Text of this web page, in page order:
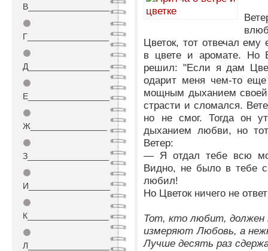
В_________________
⚫
Г_________________
⚫
Д_________________
⚫
Е_________________
⚫
Ж________________
⚫
З_________________
⚫
И_________________
⚫
К_________________
⚫
Л_________________
Цветок, тот отвечал
в цвете и аромате. Но
решил: "Если я дам
одарит меня чем-то
мощным дыханием
страсти и сломался.
но не смог. Тогда он
дыханием любви, но
Ветер:
— Я отдал тебе всю
Видно, не было в тебе
любил!
Но Цветок ничего не
Тот, кто любит, должен
измеряют Любовь, а
Лучше десять раз